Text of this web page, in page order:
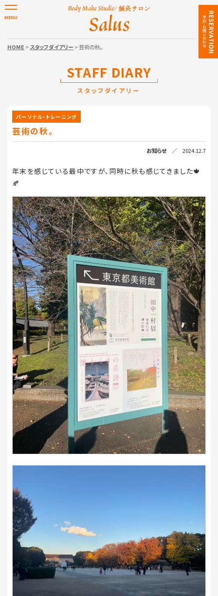
HOME >スタッフダイアリー > 芸術の秋。
STAFF DIARY
スタッフダイアリー
パーソナル・トレーニング
芸術の秋。
お知らせ／ 2024.12.7
年末を感じている最中ですが、同時に秋も感じてきました🍁
🍂